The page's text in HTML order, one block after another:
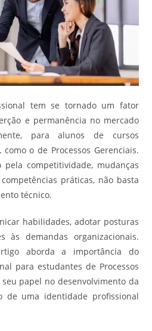
tem se tornado um fator
e permanência no mercado
para alunos de cursos
o de Processos Gerenciais.
competitividade, mudanças
práticas, não basta
técnico.
habilidades, adotar posturas
às demandas organizacionais.
aborda a importância do
para estudantes de Processos
papel no desenvolvimento da
de uma identidade profissional